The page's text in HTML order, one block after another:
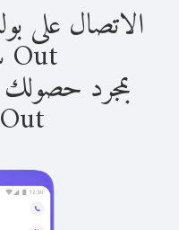
Out سهل للغاية.
Out، يمكنك: